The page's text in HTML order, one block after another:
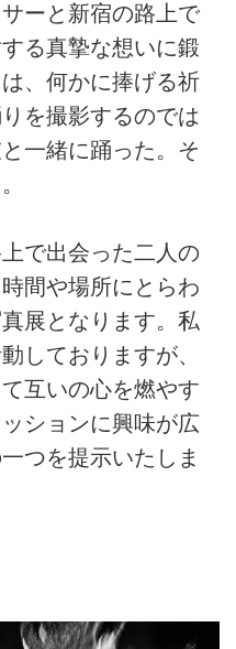
ーと新宿の路上で
る真摯な想いに鍛
、何かに捧げる祈
を撮影するのでは
一緒に踊った。そ
で出会った二人の
間や場所にとらわ
展となります。私
しておりますが、
互いの心を燃やす
ションに興味が広
つを提示いたしま